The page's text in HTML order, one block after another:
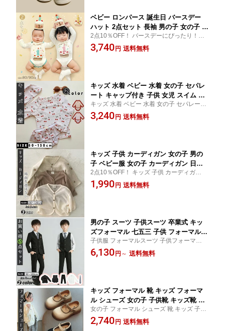
ベビー ロンパース 誕生日 バースデー
ハット 2点セット 長袖 男の子 女の子 カ
バーオール 子供服 赤ちゃん 誕生日 パ
ーティ― パーティーハット 1歳 こども
2点10％OFF！ バースデーにぴったり！子
供服 カバーオール ロンパース バースデー
ハット 撮影 衣装 誕生日 フォーマル ベビー
3,740 円 送料無料
キッズ 水着 ベビー 水着 女の子 セパレ
ート キャップ付き 子供 女児 スイム フ
リル 水着 女の子 スイミング kids 温泉
旅行
キッズ 水着 ベビー 水着 女の子 セパレート
キャップ付き
3,240 円 送料無料
キッズ 子供 カーディガン 女の子 男の
子 ベビー服 女の子 カーディガン 日焼
け止め ラッシュガード キッズ ベビー
赤ちゃん 女の子 トップス 長袖 サマー
2点10％OFF！ キッズ 子供 カーディガン 女
の子 男の子 ベビー服 女の子 カーディガン
1,990 円 送料無料
男の子 スーツ 子供スーツ 卒業式 キッ
ズフォーマル 七五三 子供 フォーマル
スーツ 長袖 キッズ スーツ フォーマル
男の子 5点セット スーツ キッズ 子供 タ
子供服 フォーマルスーツ 子供フォーマル
上下セット 子ども こども 男の子フォーマ
ル キッズスーツセット スリーピーススーツ
6,130 円 ～ 送料無料
キッズ フォーマル 靴 キッズ フォーマ
ル シューズ 女の子 子供靴 キッズ靴 入
園式 入学式 卒園式 卒業式 女の子 フォ
ーマル シューズ 靴 キッズ 子供 フォー
女の子 フォーマル シューズ 靴 キッズ 子供
フォーマル靴 シューズ 蝶結び付き
2,740 円 送料無料